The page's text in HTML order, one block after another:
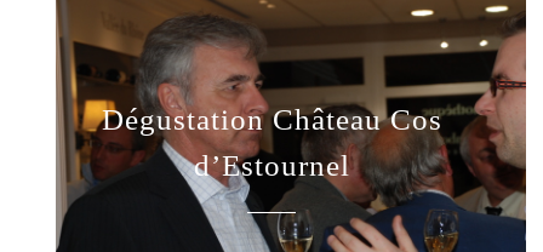
Dégustation Château Cos
d’Estournel